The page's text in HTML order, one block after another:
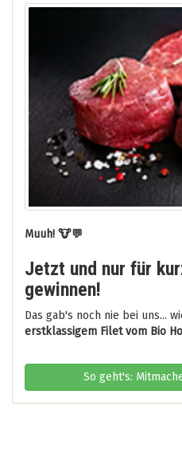
Muuh! 🐮💬
Jetzt und nur für
gewinnen!
Das gab's noch nie bei uns...
erstklassigem Filet vom Bio
So geht's: